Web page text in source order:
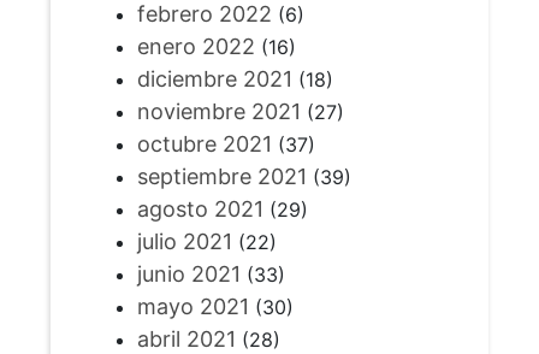
febrero 2022 (6)
enero 2022 (16)
diciembre 2021 (18)
noviembre 2021 (27)
octubre 2021 (37)
septiembre 2021 (39)
agosto 2021 (29)
julio 2021 (22)
junio 2021 (33)
mayo 2021 (30)
abril 2021 (28)